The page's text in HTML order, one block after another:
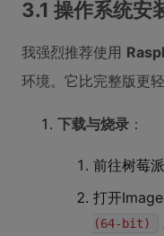
3.1 操作系统安
我强烈推荐使用
环境。它比完整版更
下载与烧录 ：
前往树莓
打开
(64-bit)